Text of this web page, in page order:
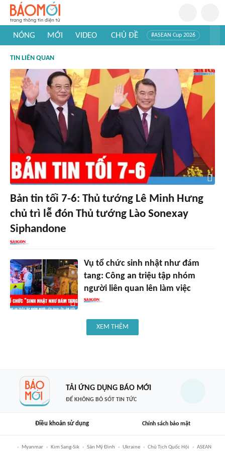
NÓNG MỚI VIDEO CHỦ ĐỀ #ASEAN Cup 2026
#Khám phá thế giới
TIN LIÊN QUAN
Bản tin tối 7-6: Thủ tướng Lê Minh Hưng
chủ trì lễ đón Thủ tướng Lào Sonexay
Siphandone
Vụ tổ chức sinh nhật như đám
tang: Công an triệu tập nhóm
người liên quan lên làm việc
XEM THÊM
TẢI ỨNG DỤNG BÁO MỚI
ĐỂ KHÔNG BỎ SÓT TIN TỨC
Điều khoản sử dụng Chính sách bảo mật
Myanmar Kim Sang-Sik Sân Mỹ Đình Ukraine Chủ Tịch Quốc Hội ASEAN